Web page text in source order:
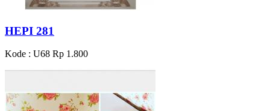
HEPI 281
Kode : U68 Rp 1.800